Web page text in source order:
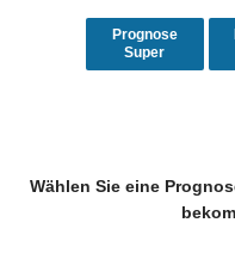
Prognose
Super
Wählen Sie eine